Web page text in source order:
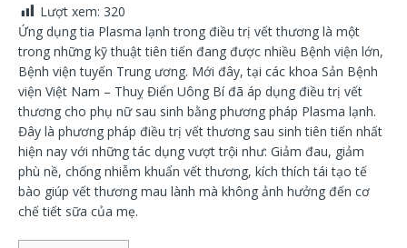
Lượt xem: 320
Ứng dụng tia Plasma lạnh trong điều trị vết thương là một
trong những kỹ thuật tiên tiến đang được nhiều Bệnh viện lớn,
Bệnh viện tuyến Trung ương. Mới đây, tại các khoa Sản Bệnh
viện Việt Nam – Thuỵ Điển Uông Bí đã áp dụng điều trị vết
thương cho phụ nữ sau sinh bằng phương pháp Plasma lạnh.
Đây là phương pháp điều trị vết thương sau sinh tiên tiến nhất
hiện nay với những tác dụng vượt trội như: Giảm đau, giảm
phù nề, chống nhiễm khuẩn vết thương, kích thích tái tạo tế
bào giúp vết thương mau lành mà không ảnh hưởng đến cơ
chế tiết sữa của mẹ.